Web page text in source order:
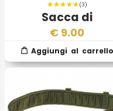
(3)
Sacca di
Compressione
Esercito Inglese
€ 9.00